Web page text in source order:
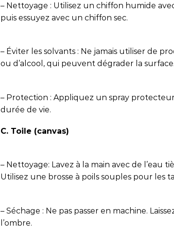
– Nettoyage : Utilisez un chiffon humide
puis essuyez avec un chiffon sec.
– Éviter les solvants : Ne jamais utiliser de
ou d’alcool, qui peuvent dégrader la surface.
– Protection : Appliquez un spray
durée de vie.
C. Toile (canvas)
– Nettoyage: Lavez à la main avec de l’eau
Utilisez une brosse à poils souples pour les
– Séchage : Ne pas passer en machine.
l’ombre.